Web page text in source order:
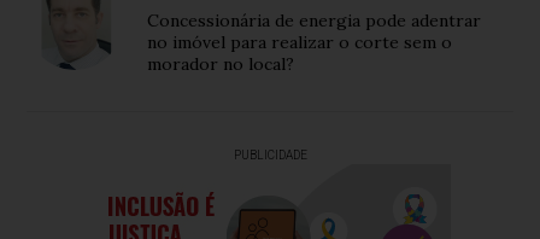
Concessionária de energia pode adentrar
no imóvel para realizar o corte sem o
morador no local?
PUBLICIDADE